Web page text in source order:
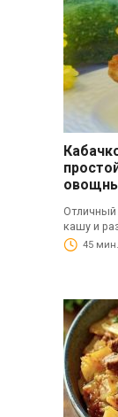
кашу и
45 мин.